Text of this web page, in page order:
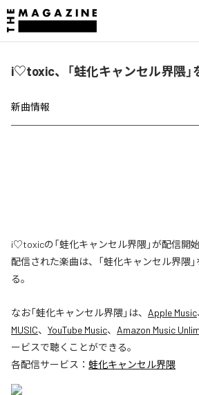
i♡toxic、「蛙化キャンセル界隈」
新曲情報
i♡toxicの「蛙化キャンセル界隈」が配信開
配信された楽曲は、「蛙化キャンセル界隈
る。
なお「蛙化キャンセル界隈」は、 Apple Music
MUSIC、 YouTube Music、 Amazon Music
ービスで聴くことができる。
各配信サービス： 蛙化キャンセル界隈